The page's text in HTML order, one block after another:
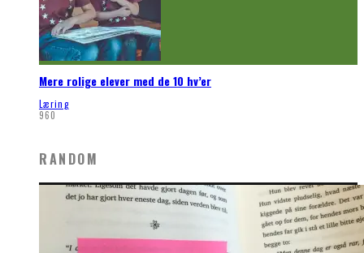
Mere rolige elever med de 10 hv’er
Læring
960
RANDOM